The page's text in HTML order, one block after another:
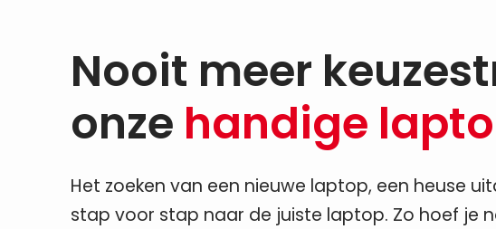
Nooit meer
onze handige
Het zoeken van een nieuwe laptop, een heuse
stap voor stap naar de juiste laptop. Zo hoef je